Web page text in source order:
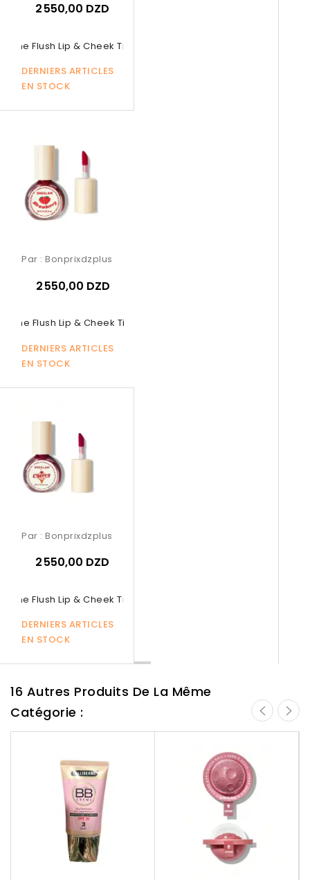
The Flush Lip & Cheek Tint –...
DERNIERS ARTICLES
EN STOCK
2 550,00 DZD
The Flush Lip & Cheek Tint –...
DERNIERS ARTICLES
EN STOCK
Par : Bonprixdzplus
2 550,00 DZD
The Flush Lip & Cheek Tint –...
DERNIERS ARTICLES
EN STOCK
Par : Bonprixdzplus
2 550,00 DZD
16 Autres Produits De La Même
Catégorie :